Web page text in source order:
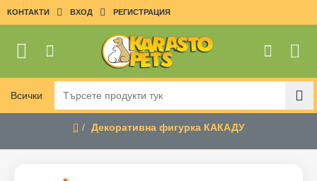
КОНТАКТИ ВХОД РЕГИСТРАЦИЯ
Всички
Търсете
продукти
Декоративна фигурка КАКАДУ